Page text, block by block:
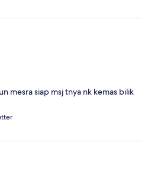
mesra siap msj tnya nk kemas bilik